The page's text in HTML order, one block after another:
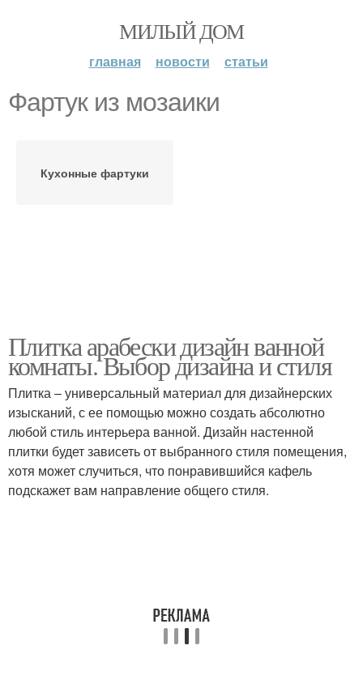
МИЛЫЙ ДОМ
главная новости статьи
Фартук из мозаики
Кухонные фартуки
Плитка арабески дизайн ванной
комнаты. Выбор дизайна и стиля
Плитка – универсальный материал для дизайнерских
изысканий, с ее помощью можно создать абсолютно
любой стиль интерьера ванной. Дизайн настенной
плитки будет зависеть от выбранного стиля помещения,
хотя может случиться, что понравившийся кафель
подскажет вам направление общего стиля.